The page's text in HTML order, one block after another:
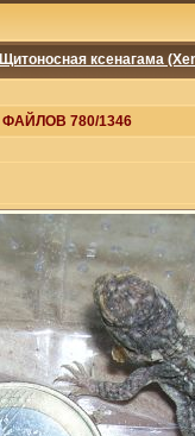
Щитоносная ксенагама
ФАЙЛОВ 780/1346